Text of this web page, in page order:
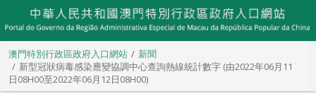
澳門特別行政區政府入口網站
新聞
新型冠狀病毒感染應變協調中心查詢熱線統計數字 (由2022年06月11
日08H00至2022年06月12日08H00)